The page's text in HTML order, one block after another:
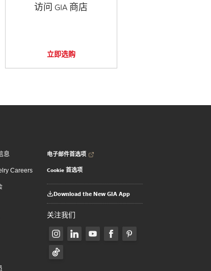
访问 GIA 商店
立即选购
息
Careers
电子邮件首选项
Cookie 首选项
Download the New GIA App
关注我们